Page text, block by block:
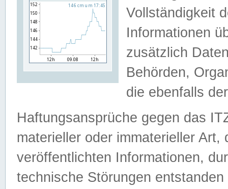
Vollständigkeit
Informationen
zusätzlich
Behörden,
die ebenfalls
Haftungsansprüche gegen das
materieller oder immaterieller
veröffentlichten Informationen,
technische Störungen